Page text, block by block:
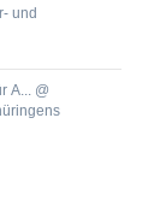
und
A... @